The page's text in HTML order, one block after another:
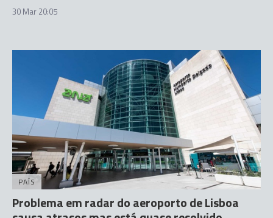
30 Mar 20:05
PAÍS
Problema em radar do aeroporto de Lisboa